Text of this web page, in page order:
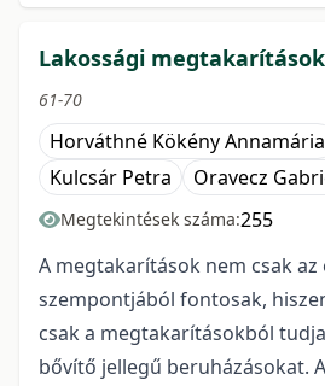
Lakossági
61-70
Horváthné Kökény Annamária
Kulcsár Petra
Oravecz
Megtekintések száma:255
A megtakarítások nem csak az
szempontjából fontosak,
csak a megtakarításokból
bővítő jellegű beruházásokat.